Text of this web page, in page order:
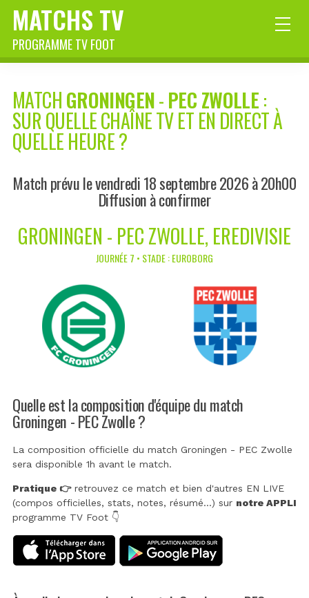
MATCHS TV
PROGRAMME TV FOOT
MATCHGRONINGEN-PEC ZWOLLE:
SUR QUELLE CHAÎNE TV ET EN DIRECT À
QUELLE HEURE ?
Match prévu le vendredi 18 septembre 2026 à 20h00
Diffusion à confirmer
GRONINGEN - PEC ZWOLLE, EREDIVISIE
JOURNÉE 7 • STADE : EUROBORG
Quelle est la composition d'équipe du match
Groningen - PEC Zwolle ?
La composition officielle du match Groningen - PEC Zwolle
sera disponible 1h avant le match.
Pratique 👉retrouvez ce match et bien d'autres EN LIVE
(compos officielles, stats, notes, résumé...) sur notre APPLI
programme TV Foot 👇